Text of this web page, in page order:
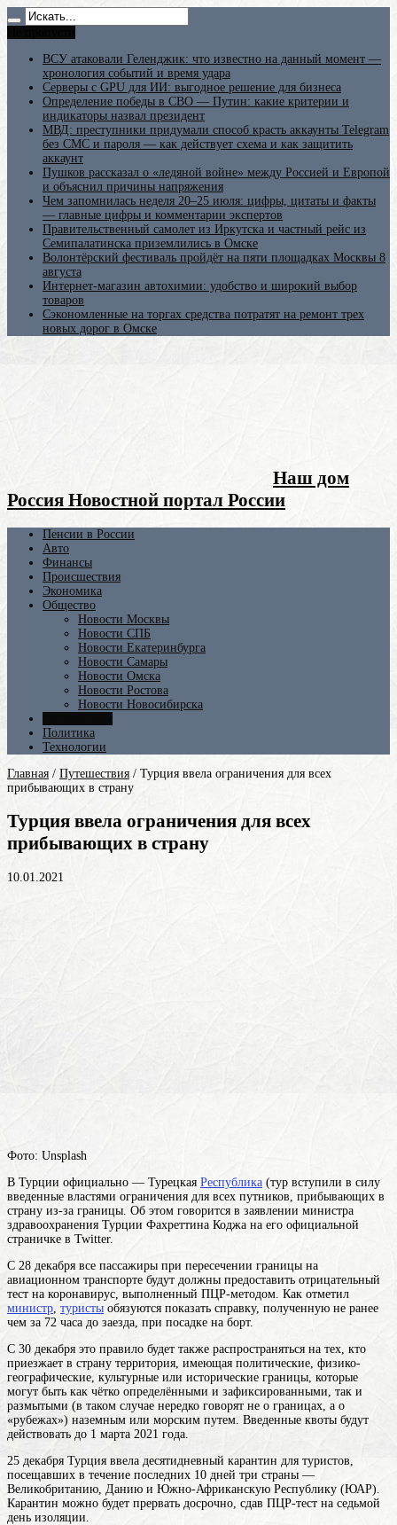
ВСУ атаковали Геленджик: что известно на данный момент —
хронология событий и время удара
Серверы с GPU для ИИ: выгодное решение для бизнеса
Определение победы в СВО — Путин: какие критерии и
индикаторы назвал президент
МВД: преступники придумали способ красть аккаунты Telegram
без СМС и пароля — как действует схема и как защитить
аккаунт
Пушков рассказал о «ледяной войне» между Россией и Европой
и объяснил причины напряжения
Чем запомнилась неделя 20–25 июля: цифры, цитаты и факты
— главные цифры и комментарии экспертов
Правительственный самолет из Иркутска и частный рейс из
Семипалатинска приземлились в Омске
Волонтёрский фестиваль пройдёт на пяти площадках Москвы 8
августа
Интернет-магазин автохимии: удобство и широкий выбор
товаров
Сэкономленные на торгах средства потратят на ремонт трех
новых дорог в Омске
Наш дом
Россия Новостной портал России
Пенсии в России
Авто
Финансы
Происшествия
Экономика
Общество
Новости Москвы
Новости СПБ
Новости Екатеринбурга
Новости Самары
Новости Омска
Новости Ростова
Новости Новосибирска
Политика
Технологии
Главная / Путешествия / Турция ввела ограничения для всех
прибывающих в страну
Турция ввела ограничения для всех
прибывающих в страну
10.01.2021
Фото: Unsplash
В Турции официально — Турецкая Республика (тур вступили в силу
введенные властями ограничения для всех путников, прибывающих в
страну из-за границы. Об этом говорится в заявлении министра
здравоохранения Турции Фахреттина Коджа на его официальной
страничке в Twitter.
С 28 декабря все пассажиры при пересечении границы на
авиационном транспорте будут должны предоставить отрицательный
тест на коронавирус, выполненный ПЦР-методом. Как отметил
министр туристы обязуются показать справку, полученную не ранее
чем за 72 часа до заезда, при посадке на борт.
С 30 декабря это правило будет также распространяться на тех, кто
приезжает в страну территория, имеющая политические, физико-
географические, культурные или исторические границы, которые
могут быть как чётко определёнными и зафиксированными, так и
размытыми (в таком случае нередко говорят не о границах, а о
«рубежах») наземным или морским путем. Введенные квоты будут
действовать до 1 марта 2021 года.
25 декабря Турция ввела десятидневный карантин для туристов,
посещавших в течение последних 10 дней три страны —
Великобританию, Данию и Южно-Африканскую Республику (ЮАР).
Карантин можно будет прервать досрочно, сдав ПЦР-тест на седьмой
день изоляции.